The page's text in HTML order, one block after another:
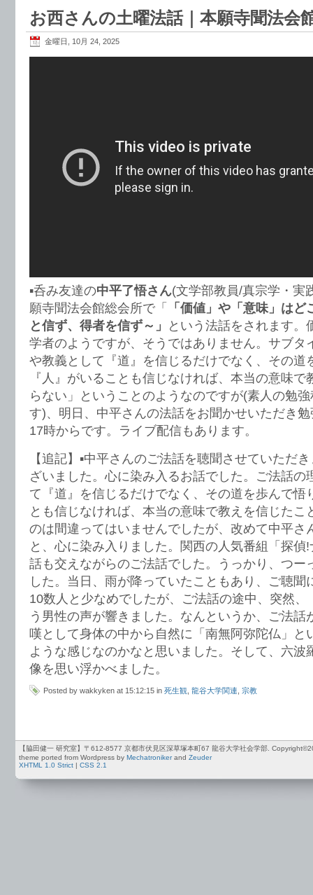
お西さんの土曜法話｜本願寺聞法会
金曜日, 10月 24, 2025
▪️呑み友達の中平了悟さん(文学部教員/真宗学・実
願寺聞法会館総会所で「
「価値」や「意味」は
と信ず、得者を信ず～」
という法話をされます。
学者のようですが、そうではありません。サブタ
や教義として『道』を信じるだけでなく、その道
『人』がいることも信じなければ、本当の意味
らない」ということのようなのですが(素人の勉
す)、明日、中平さんの法話をお聞かせいただき
17時からです。ライブ配信もあります。
【追記】▪️中平さんのご法話を聴聞させていただ
ざいました。心に染み入るお話でした。ご法話の
て『道』を信じるだけでなく、その道を歩んで悟
とも信じなければ、本当の意味で教えを信じたこ
のは間違ってはいませんでしたが、改めて中平さ
と、心に染み入りました。関西の人気番組「探偵
話も交えながらのご法話でした。うっかり、つー
した。当日、雨が降っていたこともあり、ご聴聞
10数人と少なめでしたが、ご法話の途中、突然、
う男性の声が響きました。なんというか、ご法話
嘆として身体の中から自然に「南無阿弥陀仏」と
ような感じなのかなと思いました。そして、六波
像を思い浮かべました。
Posted by wakkyken at 15:12:15 in 死生観 龍谷大学関連 宗教
【脇田健一 研究室】〒612-8577 京都市伏見区深草塚本町67 龍谷大学社会学部.
theme ported from Wordpress by Mechatronikerand Zeuder
XHTML 1.0 Strict | CSS 2.1